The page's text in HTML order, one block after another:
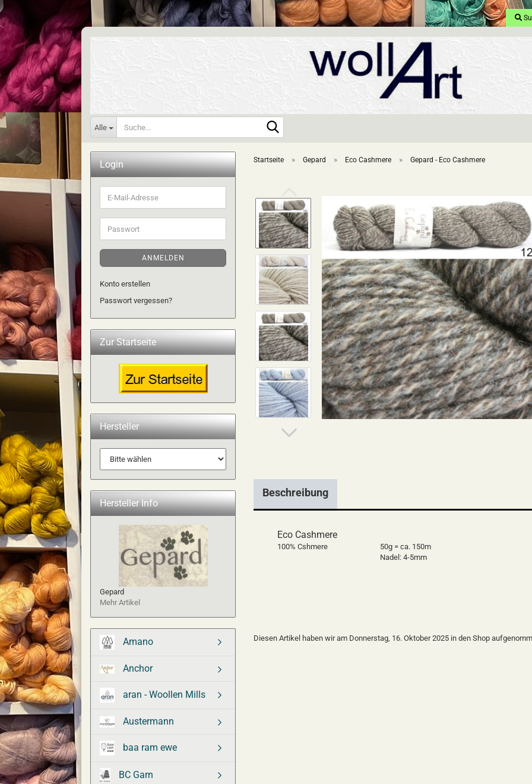
Alle
Startseite » Gepard » Eco Cashmere » Gepard - Eco Cashmere
Beschreibung
Eco Cashmere
100% Cshmere
50g = ca. 150m
Nadel: 4-5mm
Diesen Artikel haben wir am Donnerstag, 16. Oktober 2025 in den Shop
Login
E-
Mail-
Adresse
Passwort
ANMELDEN
Konto erstellen
Passwort vergessen?
Zur Startseite
Hersteller
Hersteller Info
Gepard
Mehr Artikel
Amano
Anchor
aran - Woollen Mills
Austermann
baa ram ewe
BC Garn